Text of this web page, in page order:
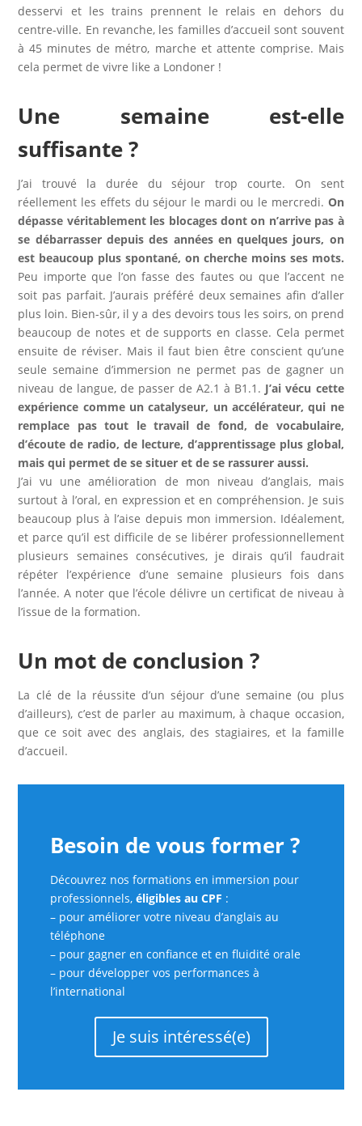
desservi et les trains prennent le relais en dehors du
centre-ville. En revanche, les familles d’accueil sont souvent
à 45 minutes de métro, marche et attente comprise. Mais
cela permet de vivre like a Londoner !
Une semaine est-elle
suffisante ?
J’ai trouvé la durée du séjour trop courte. On sent
réellement les effets du séjour le mardi ou le mercredi. On
dépasse véritablement les blocages dont on n’arrive pas à
se débarrasser depuis des années en quelques jours, on
est beaucoup plus spontané, on cherche moins ses mots.
Peu importe que l’on fasse des fautes ou que l’accent ne
soit pas parfait. J’aurais préféré deux semaines afin d’aller
plus loin. Bien-sûr, il y a des devoirs tous les soirs, on prend
beaucoup de notes et de supports en classe. Cela permet
ensuite de réviser. Mais il faut bien être conscient qu’une
seule semaine d’immersion ne permet pas de gagner un
niveau de langue, de passer de A2.1 à B1.1. J’ai vécu cette
expérience comme un catalyseur, un accélérateur, qui ne
remplace pas tout le travail de fond, de vocabulaire,
d’écoute de radio, de lecture, d’apprentissage plus global,
mais qui permet de se situer et de se rassurer aussi.
J’ai vu une amélioration de mon niveau d’anglais, mais
surtout à l’oral, en expression et en compréhension. Je suis
beaucoup plus à l’aise depuis mon immersion. Idéalement,
et parce qu’il est difficile de se libérer professionnellement
plusieurs semaines consécutives, je dirais qu’il faudrait
répéter l’expérience d’une semaine plusieurs fois dans
l’année. A noter que l’école délivre un certificat de niveau à
l’issue de la formation.
Un mot de conclusion ?
La clé de la réussite d’un séjour d’une semaine (ou plus
d’ailleurs), c’est de parler au maximum, à chaque occasion,
que ce soit avec des anglais, des stagiaires, et la famille
d’accueil.
Besoin de vous former ?
Découvrez nos formations en immersion pour
professionnels,éligibles au CPF :
– pour améliorer votre niveau d’anglais au
téléphone
– pour gagner en confiance et en fluidité orale
– pour développer vos performances à
l’international
Je suis intéressé(e)